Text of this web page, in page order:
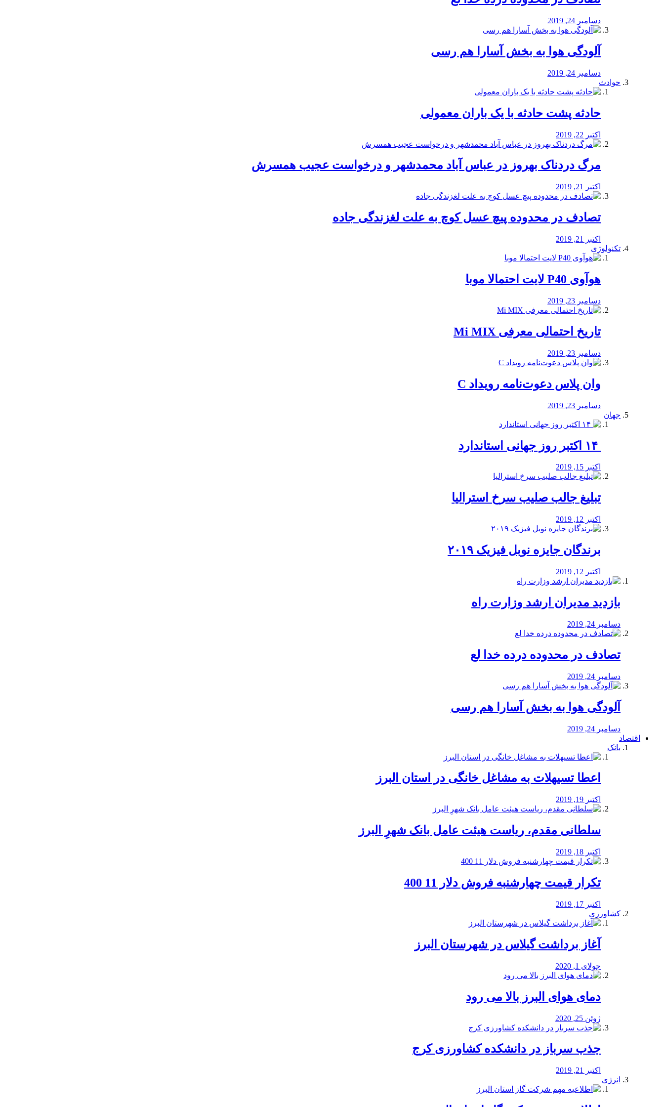
دسامبر 24, 2019
آلودگی هوا به بخش آسارا هم رسی
دسامبر 24, 2019
حوادث
️حادثه پشت حادثه با یک باران معمولی
اکتبر 22, 2019
مرگ دردناک بهروز در عباس آباد محمدشهر و درخواست عجیب همسرش
اکتبر 21, 2019
تصادف در محدوده پیچ عسل کوچ به علت لغزندگی جاده
اکتبر 21, 2019
تکنولوژی
هوآوی P40 لایت احتمالا موبا
دسامبر 23, 2019
تاریخ احتمالی معرفی Mi MIX
دسامبر 23, 2019
وان پلاس دعوت‌نامه رویداد C
دسامبر 23, 2019
جهان
اکتبر 15, 2019
تبلیغ جالب صلیب سرخ استرالیا
اکتبر 12, 2019
برندگان جایزه نوبل فیزیک ۲۰۱۹
اکتبر 12, 2019
بازدید مدیران ارشد وزارت راه
دسامبر 24, 2019
تصادف در محدوده درده خدا لع
دسامبر 24, 2019
آلودگی هوا به بخش آسارا هم رسی
دسامبر 24, 2019
اقتصاد
بانک
️اعطا تسیهلات به مشاغل خانگی در استان البرز
اکتبر 19, 2019
سلطانی مقدم، ریاست هیئت عامل بانک شهرِ البرز
اکتبر 18, 2019
تکرار قیمت چهارشنبه فروش دلار 11 400
اکتبر 17, 2019
کشاورزی
آغاز برداشت گیلاس در شهرستان البرز
جولای 1, 2020
دمای هوای البرز بالا می رود
ژوئن 25, 2020
جذب سرباز در دانشکده کشاورزی کرج
اکتبر 21, 2019
انرژی